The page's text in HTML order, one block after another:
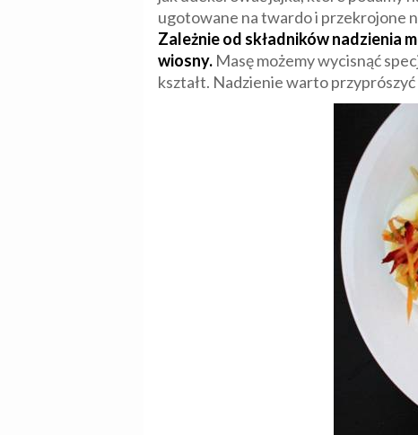
ugotowane na twardo i przekrojone
Zależnie od składników nadzienia
wiosny. Masę możemy wycisnąć
kształt. Nadzienie warto